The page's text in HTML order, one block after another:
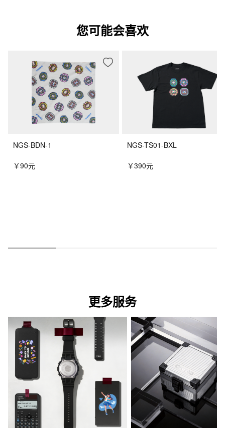
您可能会喜欢
NGS-BDN-1
￥90元
NGS-TS01-BXL
￥390元
更多服务